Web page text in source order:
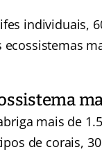
individuais,
mais de
de corais,